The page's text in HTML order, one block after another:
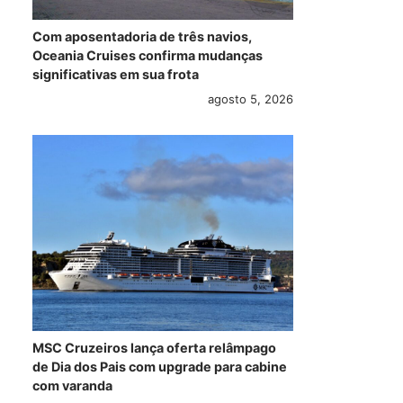
Com aposentadoria de três navios,
Oceania Cruises confirma mudanças
significativas em sua frota
agosto 5, 2026
MSC Cruzeiros lança oferta relâmpago
de Dia dos Pais com upgrade para cabine
com varanda